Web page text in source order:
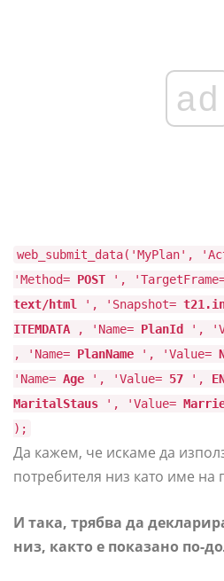
ad
web_submit_data('MyPlan',
'Method= POST ',
text/html ', 'Snapshot=
ITEMDATA , 'Name= PlanId ',
, 'Name= PlanName ', 'Value=
'Name= Age ', 'Value= 57 ',
MaritalStaus ', 'Value=
);
Да кажем, че искаме да
потребителя низ като име на
И така, трябва да
низ, както е показано по-